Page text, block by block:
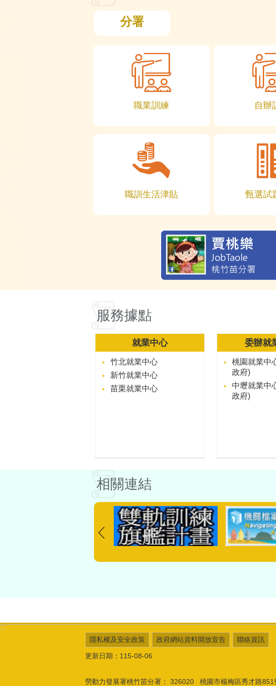
分署
職業訓練 自辦
職訓生活津貼 甄選試
服務據點
就業中心
竹北就業中心
新竹就業中心
苗栗就業中心
委辦就
桃園就業中
政府)
中壢就業中
政府)
相關連結
:::
隱私權及安全政策 政府網站資料開放宣告 聯絡資訊
更新日期：115-08-06
勞動力發展署桃竹苗分署： 326020 桃園市楊梅區秀才路851